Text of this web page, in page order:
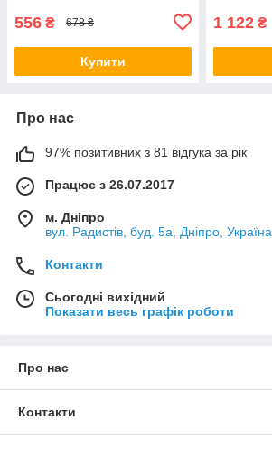
556 ₴ 678 ₴
Купити
1 122 ₴
Про нас
97% позитивних з 81 відгука за рік
Працює з 26.07.2017
м. Дніпро
вул. Радистів, буд. 5а, Дніпро, Україна
Контакти
Сьогодні вихідний
Показати весь графік роботи
Про нас
Контакти